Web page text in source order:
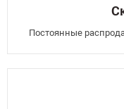
Постоянные